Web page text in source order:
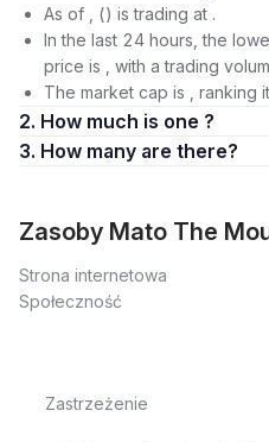
As of , () is trading at .
In the last 24 hours, the
price is , with a trading
The market cap is , ranking
2. How much is one ?
3. How many are there?
Zasoby Mato The
Strona internetowa
Społeczność
Zastrzeżenie